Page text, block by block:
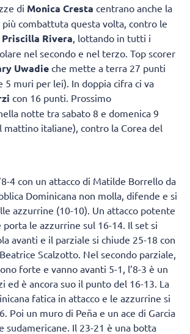
di Monica Cresta centrano anche la
combattuta questa volta, contro le
Priscilla Rivera , lottando in tutti i
nel secondo e nel terzo. Top scorer
Uwadie che mette a terra 27 punti
5 muri per lei). In doppia cifra ci va
con 16 punti. Prossimo
notte tra sabato 8 e domenica 9
mattino italiane), contro la Corea del
4 con un attacco di Matilde Borrello da
Dominicana non molla, difende e si
azzurrine (10-10). Un attacco potente
le azzurrine sul 16-14. Il set si
avanti e il parziale si chiude 25-18 con
Scalzotto. Nel secondo parziale,
forte e vanno avanti 5-1, l’8-3 è un
ed è ancora suo il punto del 16-13. La
fatica in attacco e le azzurrine si
Poi un muro di Peña e un ace di Garcia
sudamericane. Il 23-21 è una botta